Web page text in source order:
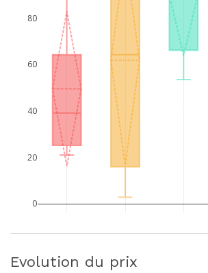
0
20
40
60
80
Evolution du prix